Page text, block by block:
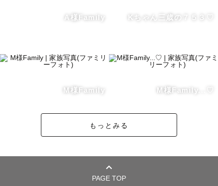
A様Family Kちゃん三歳の７５３♡
M様Family M様Family...♡
もっとみる
PAGE TOP